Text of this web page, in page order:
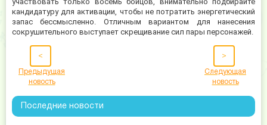
кандидатуру для активации, чтобы не потратить энергетический
запас бессмысленно. Отличным вариантом для нанесения
сокрушительного выступает скрещивание сил пары персонажей.
<
Предыдущая
новость
>
Следующая
новость
Последние новости